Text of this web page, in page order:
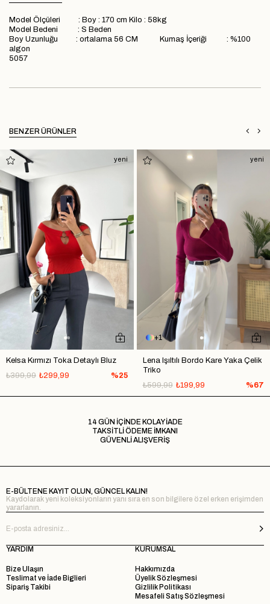
Model Ölçüleri : Boy : 170 cm Kilo : 58kg
Model Bedeni : S Beden
Boy Uzunluğu : ortalama 56 CM Kumaş İçeriği : %100
algon
5057
BENZER ÜRÜNLER
Kelsa Kırmızı Toka Detaylı Bluz
₺299,99
₺399,99 %25
yeni
1
Lena Işıltılı Bordo Kare Yaka Çelik
Triko
₺199,99
₺599,99 %67
yeni
14 GÜN İÇİNDE KOLAY İADE
TAKSİTLİ ÖDEME İMKANI
GÜVENLİ ALIŞVERİŞ
E-BÜLTENE KAYIT OLUN, GÜNCEL KALIN!
Kaydolarak yeni koleksiyonların yanı sıra en son bilgilere özel erken erişimden
yararlanın.
YARDIM
Bize Ulaşın
Teslimat ve İade Biglieri
Sipariş Takibi
KURUMSAL
Hakkımızda
Üyelik Sözleşmesi
Gizlilik Politikası
Mesafeli Satış Sözleşmesi